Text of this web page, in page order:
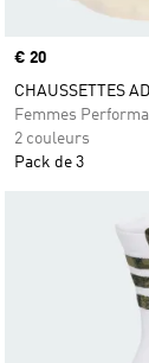
Prix
€ 20
CHAUSSETTES
Femmes
2 couleurs
Pack de 3
à la Liste